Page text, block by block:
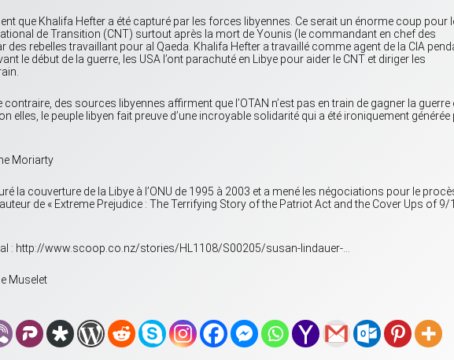
que Khalifa Hefter a été capturé par les forces libyennes. Ce serait un énorme coup pour
de Transition (CNT) surtout après la mort de Younis (le commandant en chef des
des rebelles travaillant pour al Qaeda. Khalifa Hefter a travaillé comme agent de la CIA
le début de la guerre, les USA l’ont parachuté en Libye pour aider le CNT et diriger les
contraire, des sources libyennes affirment que l’OTAN n’est pas en train de gagner la guerre
elles, le peuple libyen fait preuve d’une incroyable solidarité qui a été ironiquement générée
Moriarty
la couverture de la Libye à l’ONU de 1995 à 2003 et a mené les négociations pour le
de « Extreme Prejudice : The Terrifying Story of the Patriot Act and the Cover Ups of 9/
: http://www.scoop.co.nz/stories/HL1108/S00205/susan-lindauer-…
Muselet